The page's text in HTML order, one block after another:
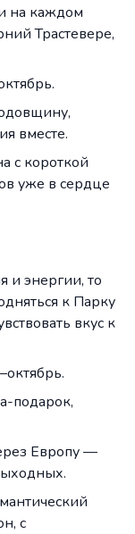
на каждом
Трастевере,
вместе.
с короткой
уже в сердце
и энергии, то
к Парку
вкус к
подарок,
Европу —
с